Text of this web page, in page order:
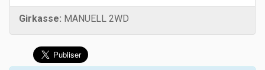
Girkasse: MANUELL 2WD